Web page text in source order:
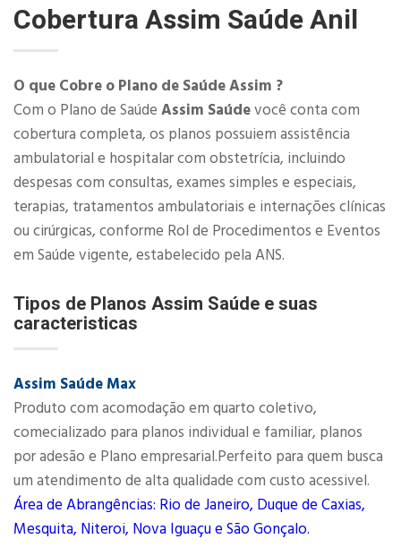
CoberturaAssim Saúde Anil
O que Cobre o Plano de Saúde Assim ?
Com o Plano de Saúde Assim Saúdevocê conta com
cobertura completa, os planos possuiem assistência
ambulatorial e hospitalar com obstetrícia, incluindo
despesas com consultas, exames simples e especiais,
terapias, tratamentos ambulatoriais e internações clínicas
ou cirúrgicas, conforme Rol de Procedimentos e Eventos
em Saúde vigente, estabelecido pela ANS.​
Tipos de Planos Assim Saúde e suas
caracteristicas
Assim Saúde Max
Produto com acomodação em quarto coletivo,
comecializado para planos individual e familiar, planos
por adesão e Plano empresarial.Perfeito para quem busca
um atendimento de alta qualidade com custo acessivel.
Área de Abrangências: Rio de Janeiro, Duque de Caxias,
Mesquita, Niteroi, Nova Iguaçu e São Gonçalo.